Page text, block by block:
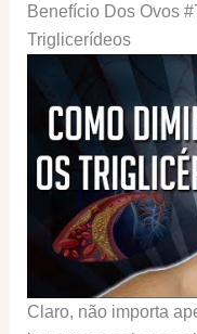
Benefício Dos Ovos
Triglicerídeos
Claro, não importa